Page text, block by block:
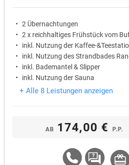
2 Übernachtungen
2 x reichhaltiges Frühstück vom
inkl. Nutzung der Kaffee-
inkl. Nutzung des Strandbades
inkl. Bademantel & Slipper
inkl. Nutzung der Sauna
+ Alle 8 Leistungen anzeigen
AB 174,00 € P.P.